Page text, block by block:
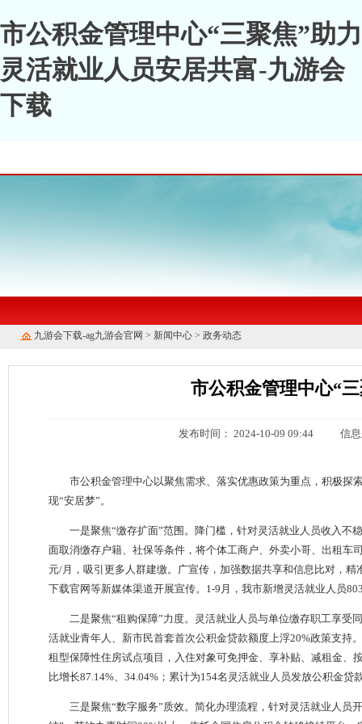
市公积金管理中心“三聚焦”助力
灵活就业人员安居共富-九游会
下载
九游会下载-ag九游会官网 > 新闻中心 > 政务动态
市公积金管理中心“
发布时间： 2024-10-09 09:44 信
市公积金管理中心以聚焦需求、落实优惠政策为重点，积极探
现“安居梦”。
一是聚焦“缴存扩面”范围。降门槛，针对灵活就业人员收入
面取消缴存户籍、社保等条件，将个体工商户、外卖小哥、出租
元/月，吸引更多人群建缴。广宣传，加强数据共享和信息比对，
下载官网等新媒体渠道开展宣传。1-9月，我市新增灵活就业人员
二是聚焦“租购保障”力度。灵活就业人员与单位缴存职工享
活就业青年人、新市民首套首次公积金贷款额度上浮20%政策支持
租型保障性住房试点项目，入住对象可免押金、享补贴、减租金、
比增长87.14%、34.04%；累计为154名灵活就业人员发放公积金贷
三是聚焦“数字服务”质效。简化办理流程，针对灵活就业人员